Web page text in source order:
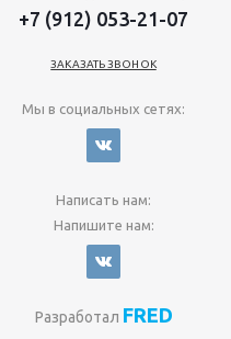
+7 (912) 053-21-07
ЗАКАЗАТЬ ЗВОНОК
Мы в социальных сетях:
Написать нам:
Напишите нам:
Разработал FRED